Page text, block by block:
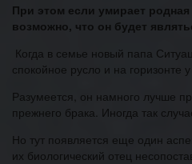
При этом если умирает
возможно, что он будет
Когда в семье новый папа
спокойное русло и на
Разумеется, он намного лучше
прежнего брака. Иногда так
Но тут появляется еще один
их биологический отец